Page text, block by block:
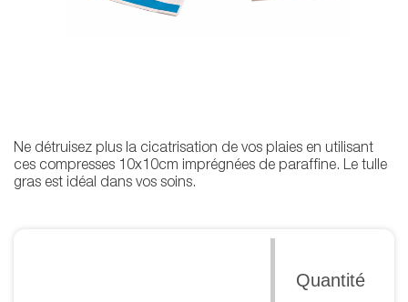
Quantité
Ne détruisez plus la cicatrisation de vos plaies en utilisant
ces compresses 10x10cm imprégnées de paraffine. Le tulle
gras est idéal dans vos soins.